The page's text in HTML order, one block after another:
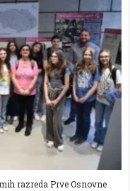
ŠKOLE
ILIDŽA
POSJETI
NAŠEM
GRADU
razreda Prve Osnovne